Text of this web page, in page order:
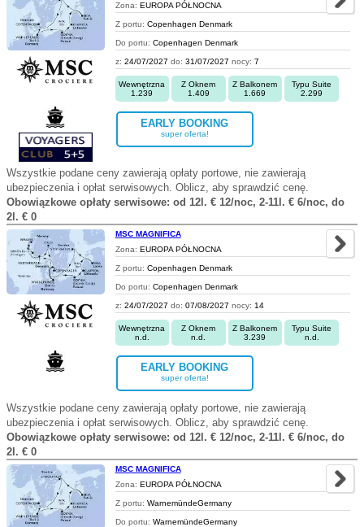
Zona: EUROPA PÓŁNOCNA
Z portu: Copenhagen Denmark
Do portu: Copenhagen Denmark
z: 24/07/2027 do: 31/07/2027 nocy: 7
Wewnętrzna
1.239
Z Oknem
1.409
Z Balkonem
1.669
Typu Suite
2.299
EARLY BOOKING
super oferta!
Wszystkie podane ceny zawierają opłaty portowe, nie zawierają
ubezpieczenia i opłat serwisowych. Oblicz, aby sprawdzić cenę.
Obowiązkowe opłaty serwisowe: od 12l. € 12/noc, 2-11l. € 6/noc, do
2l. € 0
MSC MAGNIFICA
Zona: EUROPA PÓŁNOCNA
Z portu: Copenhagen Denmark
Do portu: Copenhagen Denmark
z: 24/07/2027 do: 07/08/2027 nocy: 14
Wewnętrzna
n.d.
Z Oknem
n.d.
Z Balkonem
3.239
Typu Suite
n.d.
EARLY BOOKING
super oferta!
Wszystkie podane ceny zawierają opłaty portowe, nie zawierają
ubezpieczenia i opłat serwisowych. Oblicz, aby sprawdzić cenę.
Obowiązkowe opłaty serwisowe: od 12l. € 12/noc, 2-11l. € 6/noc, do
2l. € 0
MSC MAGNIFICA
Zona: EUROPA PÓŁNOCNA
Z portu: WarnemündeGermany
Do portu: WarnemündeGermany